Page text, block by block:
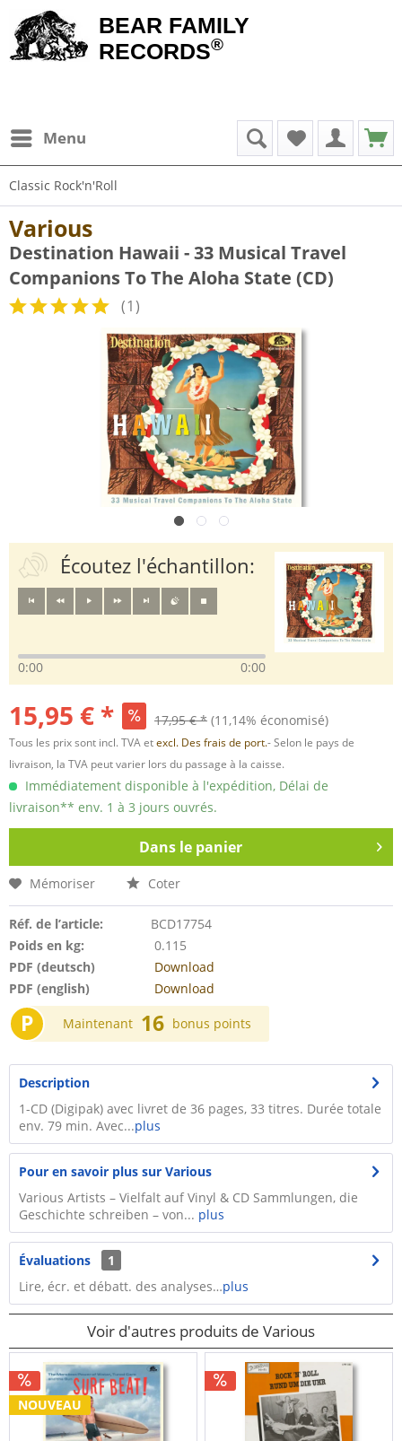
BEAR FAMILY
RECORDS®
Menu
Classic Rock'n'Roll
Various
Destination Hawaii - 33 Musical Travel
Companions To The Aloha State (CD)
(1)
Écoutez l'échantillon:
0:00 0:00
15,95 € * 17,95 € * (11,14% économisé)
Tous les prix sont incl. TVA etexcl. Des frais de port.- Selon le pays de
livraison, la TVA peut varier lors du passage à la caisse.
Immédiatement disponible à l'expédition, Délai de
livraison** env. 1 à 3 jours ouvrés.
Dans le panier
Mémoriser Coter
Réf. de l’article:
BCD17754
Poids en kg:
0.115
PDF (deutsch)
Download
PDF (english)
Download
P Maintenant 16 bonus points
Description
1-CD (Digipak) avec livret de 36 pages, 33 titres. Durée totale
env. 79 min. Avec...plus
Pour en savoir plus sur Various
Various Artists – Vielfalt auf Vinyl & CD Sammlungen, die
Geschichte schreiben – von... plus
Évaluations
1
Lire, écr. et débatt. des analyses…plus
Voir d'autres produits de Various
NOUVEAU